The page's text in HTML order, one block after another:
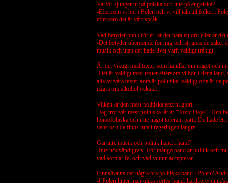
Varför sjunger ni på polska och inte på engelska?
-Eftersom vi bor i Polen och vi vill tala till folket i
eftersom det är vårt språk.
Vad betyder punk för er, är det bara ett ord eller är det
-Det betyder oberoende för mig och att göra de
musik och utan det hade livet varit väldigt tråkigt.
Är det viktigt med texter som handlar om något och
-Det är väldigt med texter eftersom vi bor I detta
alla av våra texter som är politiska, väldigt ofta är de
några om alkohol också.l
Vilken är den mest politiska text ni gjort
-Jag tror vår mest politiska låt är “Toxic Days”. Den
homofobiska och inte något tolerant parti. De hade
valet och de finns inte i regeringen längre. ,
Går inte musik och politik hand i hand?
-Inte nödvändigtvis. För många band är politik och
vad som är fel och vad vi inte accepterar.
Finns/fanns det några bra politiska band i Polen?
-I Polen hitter man olika sortes band: hardcore/punk/